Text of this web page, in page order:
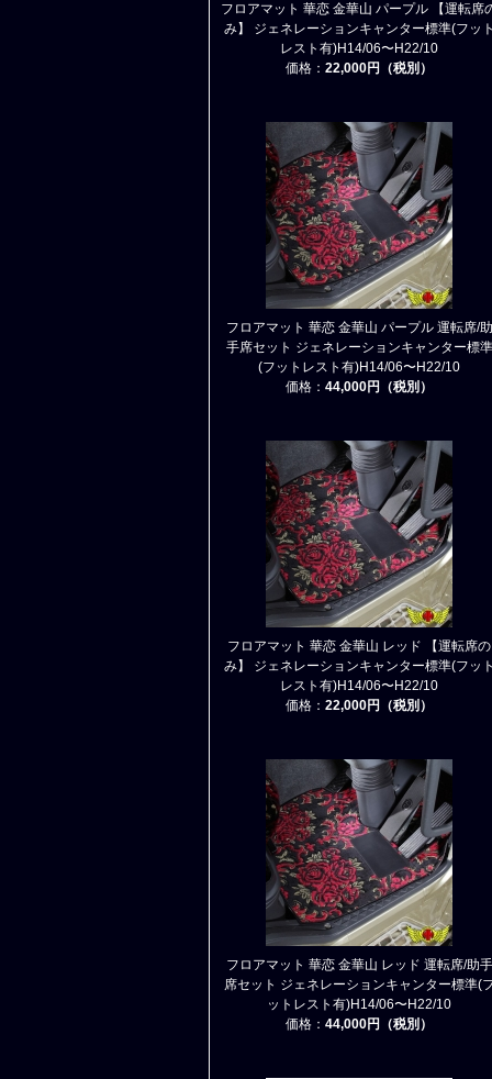
フロアマット 華恋 金華山 パープル 【運転席
み】 ジェネレーションキャンター標準(フッ
レスト有)H14/06〜H22/10
価格： 22,000円（税別）
フロアマット 華恋 金華山 パープル 運転席/助
手席セット ジェネレーションキャンター標準
(フットレスト有)H14/06〜H22/10
価格： 44,000円（税別）
フロアマット 華恋 金華山 レッド 【運転席の
み】 ジェネレーションキャンター標準(フッ
レスト有)H14/06〜H22/10
価格： 22,000円（税別）
フロアマット 華恋 金華山 レッド 運転席/助手
席セット ジェネレーションキャンター標準(
ットレスト有)H14/06〜H22/10
価格： 44,000円（税別）